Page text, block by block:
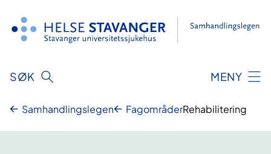
innhold
SØK MENY
Samhandlingslegen FagområderRehabilitering